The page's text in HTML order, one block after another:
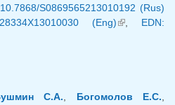
S0869565213010192 (Rus)
(Eng)(link is
EDN:
С.А., Богомолов Е.С.,